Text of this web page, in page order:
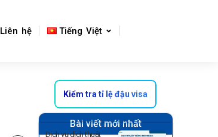
Liên hệ Tiếng Việt
Kiểm tra tỉ lệ đậu visa
Bài viết mới nhất
Dịch vụ dịch thuật